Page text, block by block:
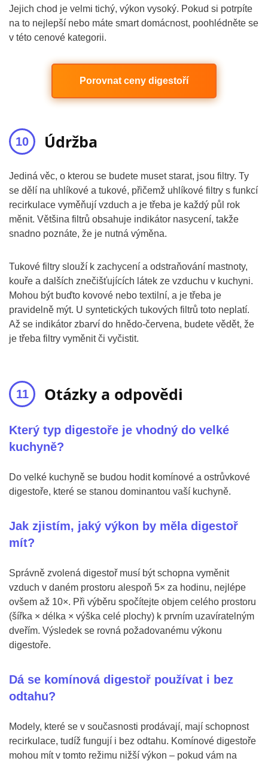
Jejich chod je velmi tichý, výkon vysoký. Pokud si potrpíte
na to nejlepší nebo máte smart domácnost, poohlédněte se
v této cenové kategorii.
Porovnat ceny digestoří
Údržba
Jediná věc, o kterou se budete muset starat, jsou filtry. Ty
se dělí na uhlíkové a tukové, přičemž uhlíkové filtry s funkcí
recirkulace vyměňují vzduch a je třeba je každý půl rok
měnit. Většina filtrů obsahuje indikátor nasycení, takže
snadno poznáte, že je nutná výměna.
Tukové filtry slouží k zachycení a odstraňování mastnoty,
kouře a dalších znečišťujících látek ze vzduchu v kuchyni.
Mohou být buďto kovové nebo textilní, a je třeba je
pravidelně mýt. U syntetických tukových filtrů toto neplatí.
Až se indikátor zbarví do hnědo-červena, budete vědět, že
je třeba filtry vyměnit či vyčistit.
Otázky a odpovědi
Který typ digestoře je vhodný do velké
kuchyně?
Do velké kuchyně se budou hodit komínové a ostrůvkové
digestoře, které se stanou dominantou vaší kuchyně.
Jak zjistím, jaký výkon by měla digestoř
mít?
Správně zvolená digestoř musí být schopna vyměnit
vzduch v daném prostoru alespoň 5× za hodinu, nejlépe
ovšem až 10×. Při výběru spočítejte objem celého prostoru
(šířka × délka × výška celé plochy) k prvním uzavíratelným
dveřím. Výsledek se rovná požadovanému výkonu
digestoře.
Dá se komínová digestoř používat i bez
odtahu?
Modely, které se v současnosti prodávají, mají schopnost
recirkulace, tudíž fungují i bez odtahu. Komínové digestoře
mohou mít v tomto režimu nižší výkon – pokud vám na